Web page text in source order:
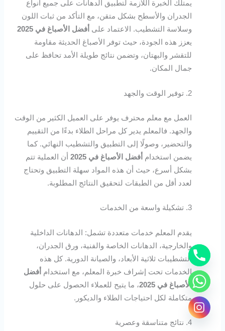
يمتلك الخبرة اللازمة لتطبيق الدهانات على جميع أنواع
الجدران والأسطح بشكل متقن، مع التأكد من ثبات اللون
وسلاسة التشطيب. الاعتماد على أفضل الأصباغ في 2025
يعزز هذه الجودة، حيث توفر الأصباغ الحديثة مقاومة
للتقشر والبهتان، وتضمن نتائج طويلة الأمد تحافظ على
جمال المكان.
2. توفير الوقت والجهد
العمل مع معلم محترف يوفر على العميل الكثير من الوقت
والجهد. فالمعلم يدير كل مراحل الطلاء بدءًا من التقييم
والتحضير، وصولًا إلى التطبيق والتشطيب النهائي. كما
يضمن استخدام أفضل الأصباغ في 2025
أن العملية تتم
بشكل أسرع، حيث أن هذه المواد سهلة التطبيق وتحتاج
لعدد أقل من الطبقات لتحقيق النتائج المطلوبة.
3. تشكيلة واسعة من الخدمات
يقدم المعلم خدمات متعددة تشمل: الدهانات الداخلية
والخارجية، الدهانات الخاصة والفنية، ورق الجدران،
التشطيبات ثلاثية الأبعاد، والصيانة الدورية. كل هذه
الخدمات تحت إشراف خبرة المعلم، مع استخدام أفضل
الأصباغ في 2025
، ما يتيح للعملاء الحصول على حلول
متكاملة لكل احتياجات الطلاء والديكور.
4. نتائج متناسقة وعصرية